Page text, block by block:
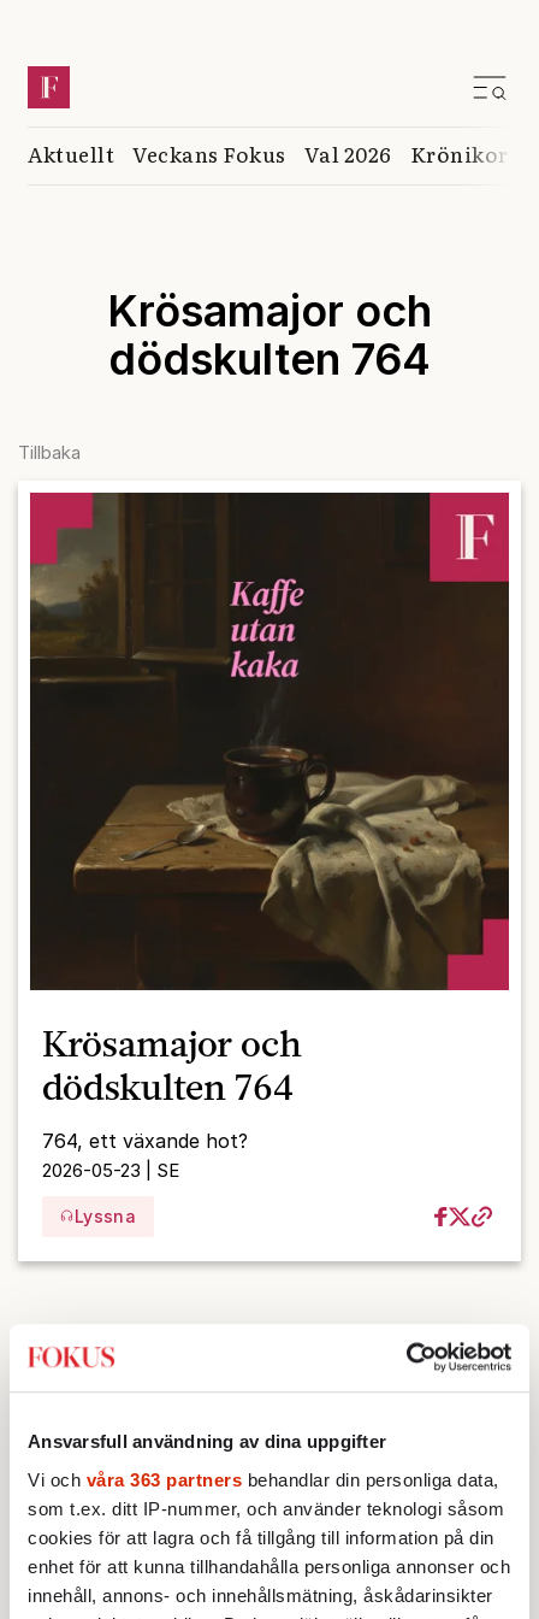
Ansvarsfull användning av dina uppgifter
Vi och våra 363 partners behandlar din personliga data,
som t.ex. ditt IP-nummer, och använder teknologi såsom
cookies för att lagra och få tillgång till information på din
enhet för att kunna tillhandahålla personliga annonser och
innehåll, annons- och innehållsmätning, åskådarinsikter
Aktuellt Veckans Fokus Val 2026 Krönikor
Krösamajor och
dödskulten 764
Tillbaka
Krösamajor och
dödskulten 764
764, ett växande hot?
2026-05-23 | SE
Lyssna